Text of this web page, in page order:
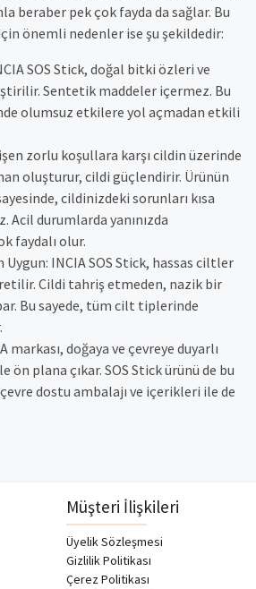
beraber pek çok fayda da sağlar. Bu
önemli nedenler ise şu şekildedir:
SOS Stick, doğal bitki özleri ve
Sentetik maddeler içermez. Bu
olumsuz etkilere yol açmadan etkili
zorlu koşullara karşı cildin üzerinde
oluşturur, cildi güçlendirir. Ürünün
cildinizdeki sorunları kısa
Acil durumlarda yanınızda
faydalı olur.
INCIA SOS Stick, hassas ciltler
Cildi tahriş etmeden, nazik bir
Bu sayede, tüm cilt tiplerinde
markası, doğaya ve çevreye duyarlı
plana çıkar. SOS Stick ürünü de bu
dostu ambalajı ve içerikleri ile de
Müşteri İlişkileri
Üyelik Sözleşmesi
Gizlilik Politikası
Çerez Politikası